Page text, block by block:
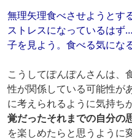
無理矢理食べさせようとす
ストレスになっているはず
子を見よう。食べる気にな
こうしてぽんぽんさんは、
性が関係している可能性が
に考えられるように気持ち
覚だったそれまでの自分の
を楽しめたらと思うように